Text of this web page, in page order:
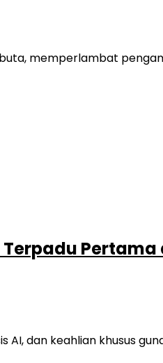
memperlambat
dan keahlian khusus